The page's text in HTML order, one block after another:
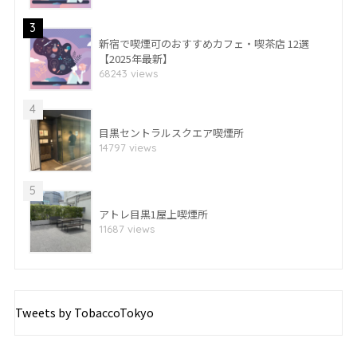
3
新宿で喫煙可のおすすめカフェ・喫茶店 12選
【2025年最新】
68243 views
4
目黒セントラルスクエア喫煙所
14797 views
5
アトレ目黒1屋上喫煙所
11687 views
Tweets by TobaccoTokyo